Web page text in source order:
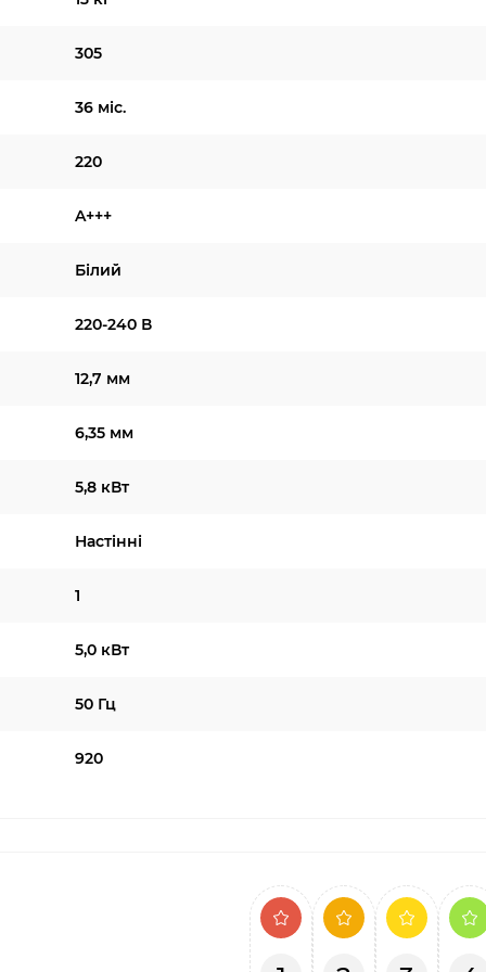
305
36 міс.
220
A+++
Білий
220-240 В
12,7 мм
6,35 мм
5,8 кВт
Настінні
1
5,0 кВт
50 Гц
920